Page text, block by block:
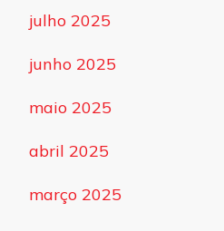
julho 2025
junho 2025
maio 2025
abril 2025
março 2025